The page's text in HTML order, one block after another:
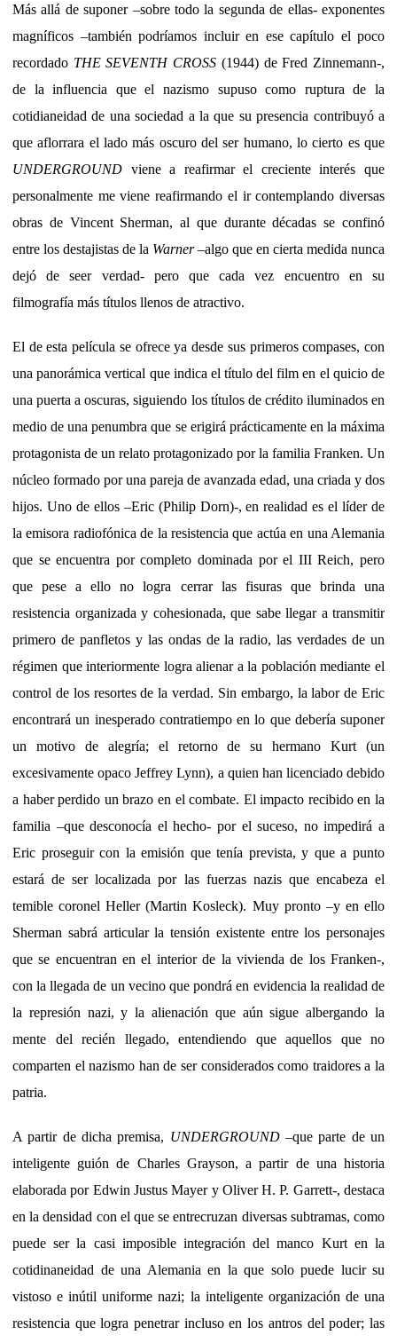
Más allá de suponer –sobre todo la segunda de ellas- exponentes
magníficos –también podríamos incluir en ese capítulo el poco
recordado THE SEVENTH CROSS (1944) de Fred Zinnemann-,
de la influencia que el nazismo supuso como ruptura de la
cotidianeidad de una sociedad a la que su presencia contribuyó a
que aflorrara el lado más oscuro del ser humano, lo cierto es que
UNDERGROUND viene a reafirmar el creciente interés que
personalmente me viene reafirmando el ir contemplando diversas
obras de Vincent Sherman, al que durante décadas se confinó
entre los destajistas de la Warner–algo que en cierta medida nunca
dejó de seer verdad- pero que cada vez encuentro en su
filmografía más títulos llenos de atractivo.
El de esta película se ofrece ya desde sus primeros compases, con
una panorámica vertical que indica el título del film en el quicio de
una puerta a oscuras, siguiendo los títulos de crédito iluminados en
medio de una penumbra que se erigirá prácticamente en la máxima
protagonista de un relato protagonizado por la familia Franken. Un
núcleo formado por una pareja de avanzada edad, una criada y dos
hijos. Uno de ellos –Eric (Philip Dorn)-, en realidad es el líder de
la emisora radiofónica de la resistencia que actúa en una Alemania
que se encuentra por completo dominada por el III Reich, pero
que pese a ello no logra cerrar las fisuras que brinda una
resistencia organizada y cohesionada, que sabe llegar a transmitir
primero de panfletos y las ondas de la radio,las verdades de un
régimen que interiormente logra alienar a la población mediante el
control de los resortes de la verdad. Sin embargo, la labor de Eric
encontrará un inesperado contratiempo en lo que debería suponer
un motivo de alegría; el retorno de su hermano Kurt (un
excesivamente opaco Jeffrey Lynn), a quien han licenciado debido
a haber perdido un brazo en el combate. El impacto recibido en la
familia –que desconocía el hecho- por el suceso, no impedirá a
Eric proseguir con la emisión que tenía prevista, y que a punto
estará de ser localizada por las fuerzas nazis que encabeza el
temible coronel Heller (Martin Kosleck). Muy pronto –y en ello
Sherman sabrá articular la tensión existente entre los personajes
que se encuentran en el interior de la vivienda de los Franken-,
con la llegada de un vecino que pondrá en evidencia la realidad de
la represión nazi, y la alienación que aún sigue albergando la
mente del recién llegado, entendiendo que aquellos que no
comparten el nazismo han de ser considerados como traidores a la
patria.
A partir de dicha premisa, UNDERGROUND–que parte de un
inteligente guión de Charles Grayson, a partir de una historia
elaborada por Edwin Justus Mayer y Oliver H. P. Garrett-, destaca
en la densidad con el que se entrecruzan diversas subtramas, como
puede ser la casi imposible integración del manco Kurt en la
cotidinaneidad de una Alemania en la que solo puede lucir su
vistoso e inútil uniforme nazi; la inteligente organización de una
resistencia que logra penetrar incluso en los antros del poder; las